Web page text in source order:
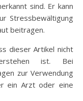
sind. Er kann
Stressbewältigung
beitragen.
dieser Artikel nicht
ist. Bei
zur Verwendung
ein Arzt oder eine